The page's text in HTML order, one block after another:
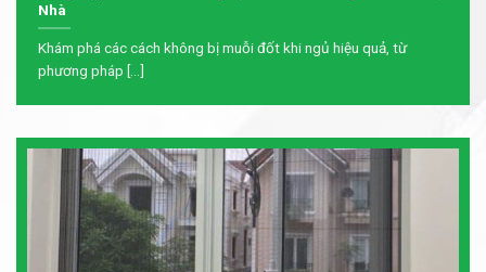
Nhà
Khám phá các cách không bị muỗi đốt khi ngủ hiệu quả, từ
phương pháp [...]